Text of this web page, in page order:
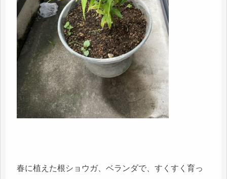
春に植えた根ショウガ、ベランダで、すくすく育っ